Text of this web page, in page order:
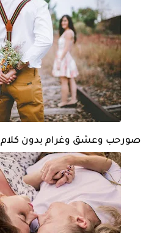
صورحب وعشق وغرام بدون كلام 2019 احلى رمزيات كابلز